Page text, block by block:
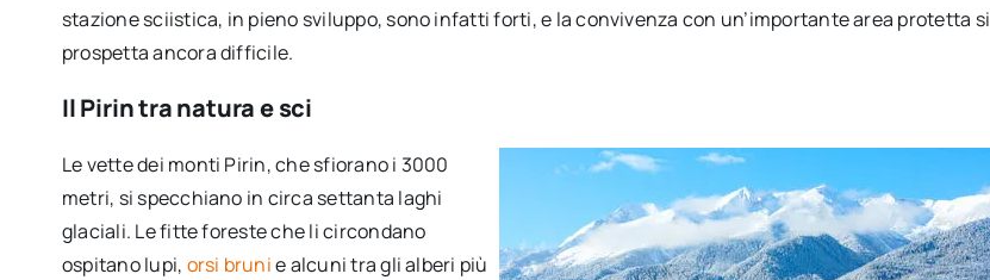
stazione sciistica, in pieno sviluppo, sono infatti forti, e la convivenza con un’importante area protetta si
prospetta ancora difficile.
Il Pirin tra natura e sci
Le vette dei monti Pirin, che sfiorano i 3000
metri, si specchiano in circa settanta laghi
glaciali. Le fitte foreste che li circondano
ospitano lupi, orsi brunie alcuni tra gli alberi più